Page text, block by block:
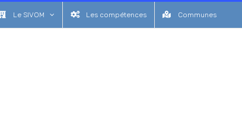
Le SIVOM Les compétences Communes